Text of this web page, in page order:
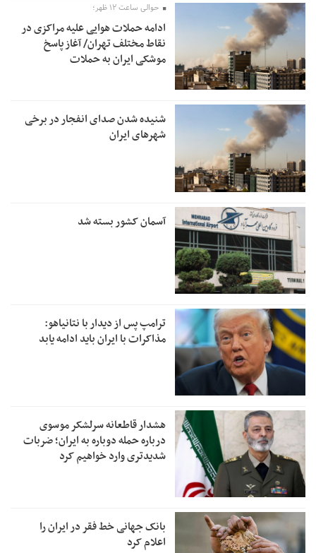
حوالی ساعت ۱۲ ظهر؛
ادامه حملات هوایی علیه مراکزی در
نقاط مختلف تهران/ آغاز پاسخ
موشکی ایران به حملات
شنیده شدن صدای انفجار در برخی
شهرهای ایران
آسمان کشور بسته شد
ترامپ پس از دیدار با نتانیاهو:
مذاکرات با ایران باید ادامه یابد
هشدار قاطعانه سرلشکر موسوی
درباره حمله دوباره به ایران؛ ضربات
شدیدتری وارد خواهیم کرد
بانک جهانی خط فقر در ایران را
اعلام کرد